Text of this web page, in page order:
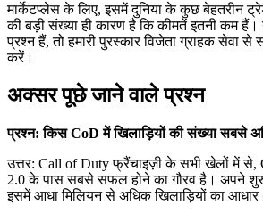
मार्केटप्लेस के लिए, इसमें दुनिया के कुछ बेहतरीन
की बड़ी संख्या ही कारण है कि कीमतें इतनी कम
प्रश्न हैं, तो हमारी पुरस्कार विजेता ग्राहक सेवा से
करें।
अक्सर पूछे जाने वाले प्रश्न
प्रश्न: किस CoD में खिलाड़ियों की संख्या सबसे
उत्तर: Call of Duty फ्रैंचाइज़ी के सभी खेलों में से,
2.0 के पास सबसे सफल होने का गौरव है। अपने
इसमें आधा मिलियन से अधिक खिलाड़ियों का आधार